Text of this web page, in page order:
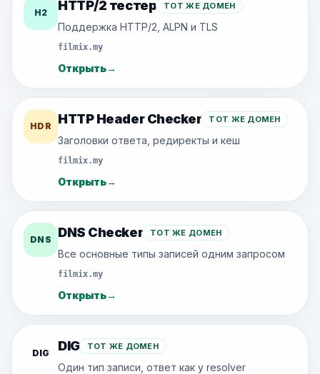
H2 HTTP/2 тестер ТОТ ЖЕ ДОМЕН
Поддержка HTTP/2, ALPN и TLS
filmix.my
Открыть→
HDR HTTP Header Checker ТОТ ЖЕ ДОМЕН
Заголовки ответа, редиректы и кеш
filmix.my
Открыть→
DNS DNS Checker ТОТ ЖЕ ДОМЕН
Все основные типы записей одним запросом
filmix.my
Открыть→
DIG DIG ТОТ ЖЕ ДОМЕН
Один тип записи, ответ как у resolver